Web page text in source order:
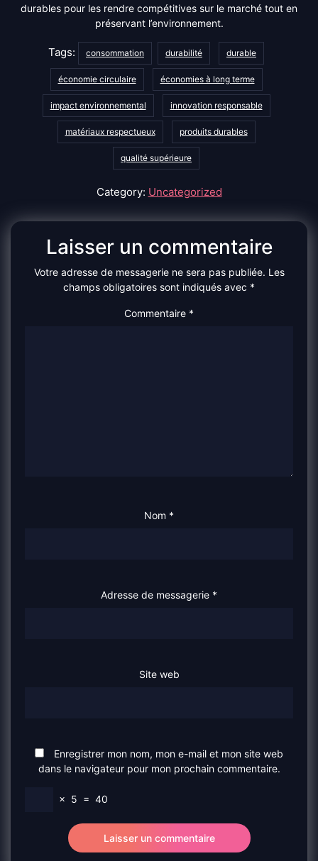
durables pour les rendre compétitives sur le marché tout en
préservant l’environnement.
Tags: consommation durabilité durable
économie circulaire économies à long terme
impact environnemental innovation responsable
matériaux respectueux produits durables
qualité supérieure
Category: Uncategorized
Laisser un commentaire
Votre adresse de messagerie ne sera pas publiée. Les
champs obligatoires sont indiqués avec *
Commentaire *
Nom *
Adresse de messagerie *
Site web
Enregistrer mon nom, mon e-mail et mon site web
dans le navigateur pour mon prochain commentaire.
× 5 = 40